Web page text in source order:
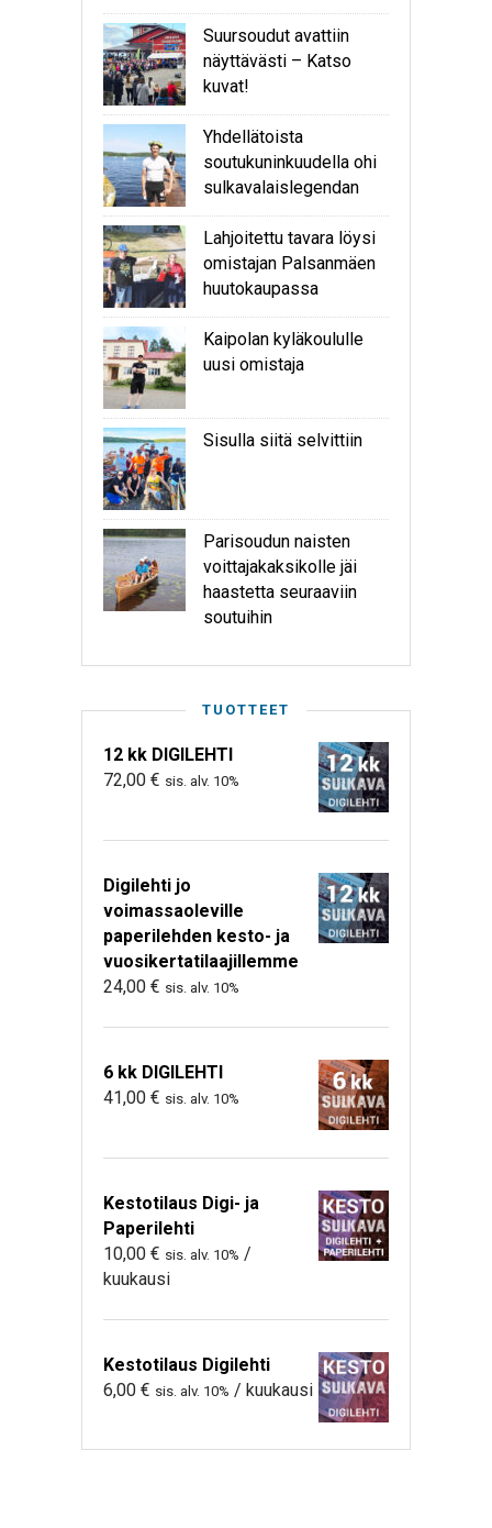
Suursoudut avattiin
näyttävästi – Katso
kuvat!
Yhdellätoista
soutukuninkuudella ohi
sulkavalaislegendan
Lahjoitettu tavara löysi
omistajan Palsanmäen
huutokaupassa
Kaipolan kyläkoululle
uusi omistaja
Sisulla siitä selvittiin
Parisoudun naisten
voittajakaksikolle jäi
haastetta seuraaviin
soutuihin
TUOTTEET
12 kk DIGILEHTI
72,00 € sis. alv. 10%
Digilehti jo
voimassaoleville
paperilehden kesto- ja
vuosikertatilaajillemme
24,00 € sis. alv. 10%
6 kk DIGILEHTI
41,00 € sis. alv. 10%
Kestotilaus Digi- ja
Paperilehti
10,00 € sis. alv. 10% /
kuukausi
Kestotilaus Digilehti
6,00 € sis. alv. 10% / kuukausi